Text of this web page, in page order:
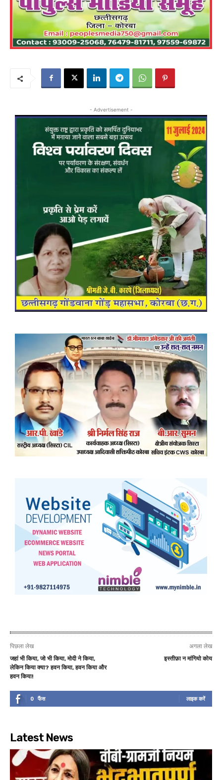
- Advertisement -
पिछला लेख
जहां भी किया, जो भी किया, मोदी ने किया,
लेकिन किया क्या? हवन किया, हवन किया और
हवन किया!
अगला लेख
इस्‍तीफ़ा न मांगियो कोय
0 फैंस लाइक करें
Latest News